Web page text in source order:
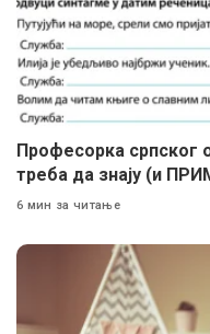
Професорка српског
треба да знају (и
6 мин за читање